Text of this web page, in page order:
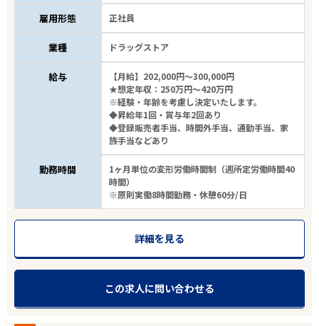
雇用形態 正社員
業種 ドラッグストア
給与
【月給】202,000円～300,000円
★想定年収：250万円～420万円
※経験・年齢を考慮し決定いたします。
◆昇給年1回・賞与年2回あり
◆登録販売者手当、時間外手当、通勤手当、家
族手当などあり
勤務時間
1ヶ月単位の変形労働時間制（週所定労働時間40
時間）
※原則実働8時間勤務・休憩60分/日
詳細を見る
この求人に問い合わせる